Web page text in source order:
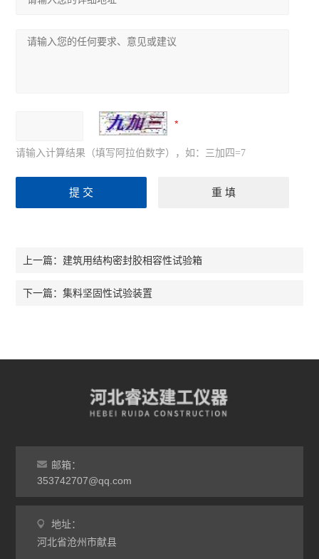
请输入计算结果（填写阿拉伯数字），如：三加四=7
上一篇： 建筑用结构密封胶相容性试验箱
下一篇：集料坚固性试验装置
邮箱：
353742707@qq.com
地址：
河北省沧州市献县